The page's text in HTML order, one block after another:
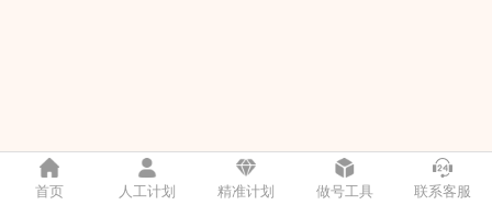
首页 人工计划 精准计划 做号工具 联系客服